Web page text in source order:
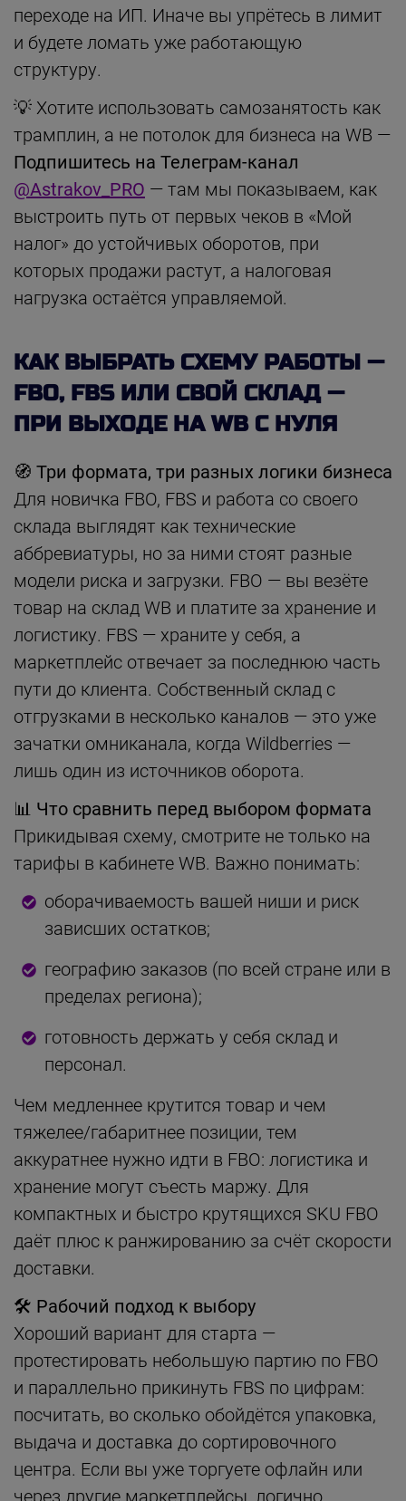
переходе на ИП. Иначе вы упрётесь в лимит
и будете ломать уже работающую
структуру.
💡 Хотите использовать самозанятость как
трамплин, а не потолок для бизнеса на WB —
Подпишитесь на Телеграм-канал
@Astrakov_PRO — там мы показываем, как
выстроить путь от первых чеков в «Мой
налог» до устойчивых оборотов, при
которых продажи растут, а налоговая
нагрузка остаётся управляемой.
КАК ВЫБРАТЬ СХЕМУ РАБОТЫ —
FBO, FBS ИЛИ СВОЙ СКЛАД —
ПРИ ВЫХОДЕ НА WB С НУЛЯ
🧭 Три формата, три разных логики бизнеса
Для новичка FBO, FBS и работа со своего
склада выглядят как технические
аббревиатуры, но за ними стоят разные
модели риска и загрузки. FBO — вы везёте
товар на склад WB и платите за хранение и
логистику. FBS — храните у себя, а
маркетплейс отвечает за последнюю часть
пути до клиента. Собственный склад с
отгрузками в несколько каналов — это уже
зачатки омниканала, когда Wildberries —
лишь один из источников оборота.
📊 Что сравнить перед выбором формата
Прикидывая схему, смотрите не только на
тарифы в кабинете WB. Важно понимать:
оборачиваемость вашей ниши и риск
зависших остатков;
географию заказов (по всей стране или в
пределах региона);
готовность держать у себя склад и
персонал.
Чем медленнее крутится товар и чем
тяжелее/габаритнее позиции, тем
аккуратнее нужно идти в FBO: логистика и
хранение могут съесть маржу. Для
компактных и быстро крутящихся SKU FBO
даёт плюс к ранжированию за счёт скорости
доставки.
🛠 Рабочий подход к выбору
Хороший вариант для старта —
протестировать небольшую партию по FBO
и параллельно прикинуть FBS по цифрам:
посчитать, во сколько обойдётся упаковка,
выдача и доставка до сортировочного
центра. Если вы уже торгуете офлайн или
через другие маркетплейсы, логично